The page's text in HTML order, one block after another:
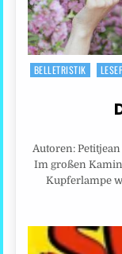
Posted
BELLETRISTIK
Autoren:
Im großen
Kupferlampe